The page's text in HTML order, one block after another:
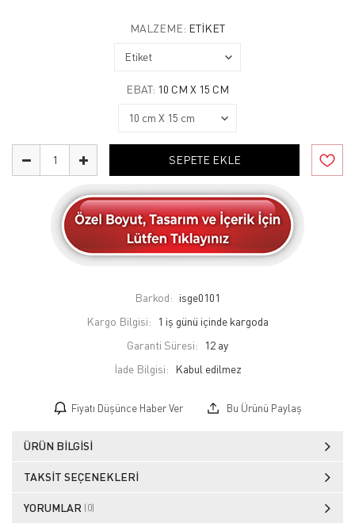
MALZEME: ETIKET
EBAT: 10 CM X 15 CM
SEPETE EKLE
Barkod: isge0101
Kargo Bilgisi:
1 iş günü içinde kargoda
Garanti Süresi:
12 ay
İade Bilgisi:
Fiyatı Düşünce Haber Ver Bu Ürünü Paylaş
ÜRÜN BILGISI
TAKSIT SEÇENEKLERI
YORUMLAR (0)